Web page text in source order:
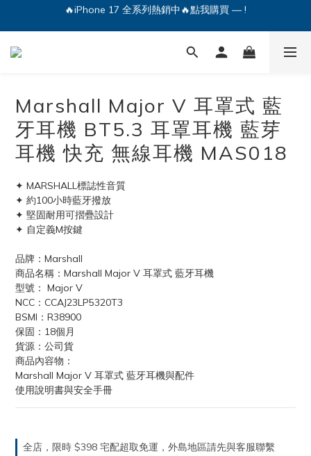
🔥iPhone 17 全系列熱銷中🔥點我購買 — !
💕加入Q哥 Line 新好友領優惠券！🎫
🔥iPhone 17 全系列熱銷中🔥點我購買 — !
Marshall Major V 耳罩式 藍
牙耳機 BT5.3 耳罩耳機 藍芽
耳機 快充 無線耳機 MAS018
✦ MARSHALL標誌性音質
✦ 約100小時藍牙撥放
✦ 堅固耐用可摺疊設計
✦ 自定義M按鍵
品牌：Marshall
商品名稱：Marshall Major V 耳罩式 藍牙耳機
型號： Major V
NCC：CCAJ23LP5320T3
BSMI：R38900
保固：18個月
貨源：公司貨
商品內容物：
Marshall Major V 耳罩式 藍牙耳機與配件
使用說明書與安全手冊
全店，限時 $398 宅配超取免運，外島地區請先與客服聯繫